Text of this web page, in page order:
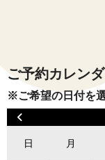
ご予約カレン
※ご希望の日付を
日 月